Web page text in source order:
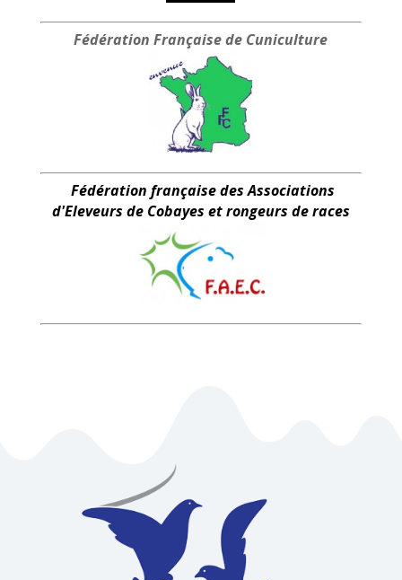
Fédération Française de Cuniculture
Fédération française des Associations
d'Eleveurs de Cobayes et rongeurs de races